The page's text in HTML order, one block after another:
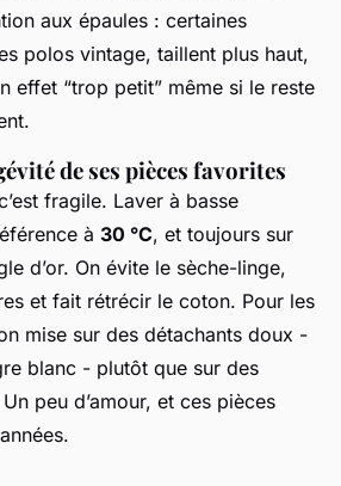
aux épaules : certaines
polos vintage, taillent plus haut,
effet “trop petit” même si le reste
de ses pièces favorites
fragile. Laver à basse
à 30 °C, et toujours sur
d’or. On évite le sèche-linge,
et fait rétrécir le coton. Pour les
mise sur des détachants doux -
blanc - plutôt que sur des
peu d’amour, et ces pièces